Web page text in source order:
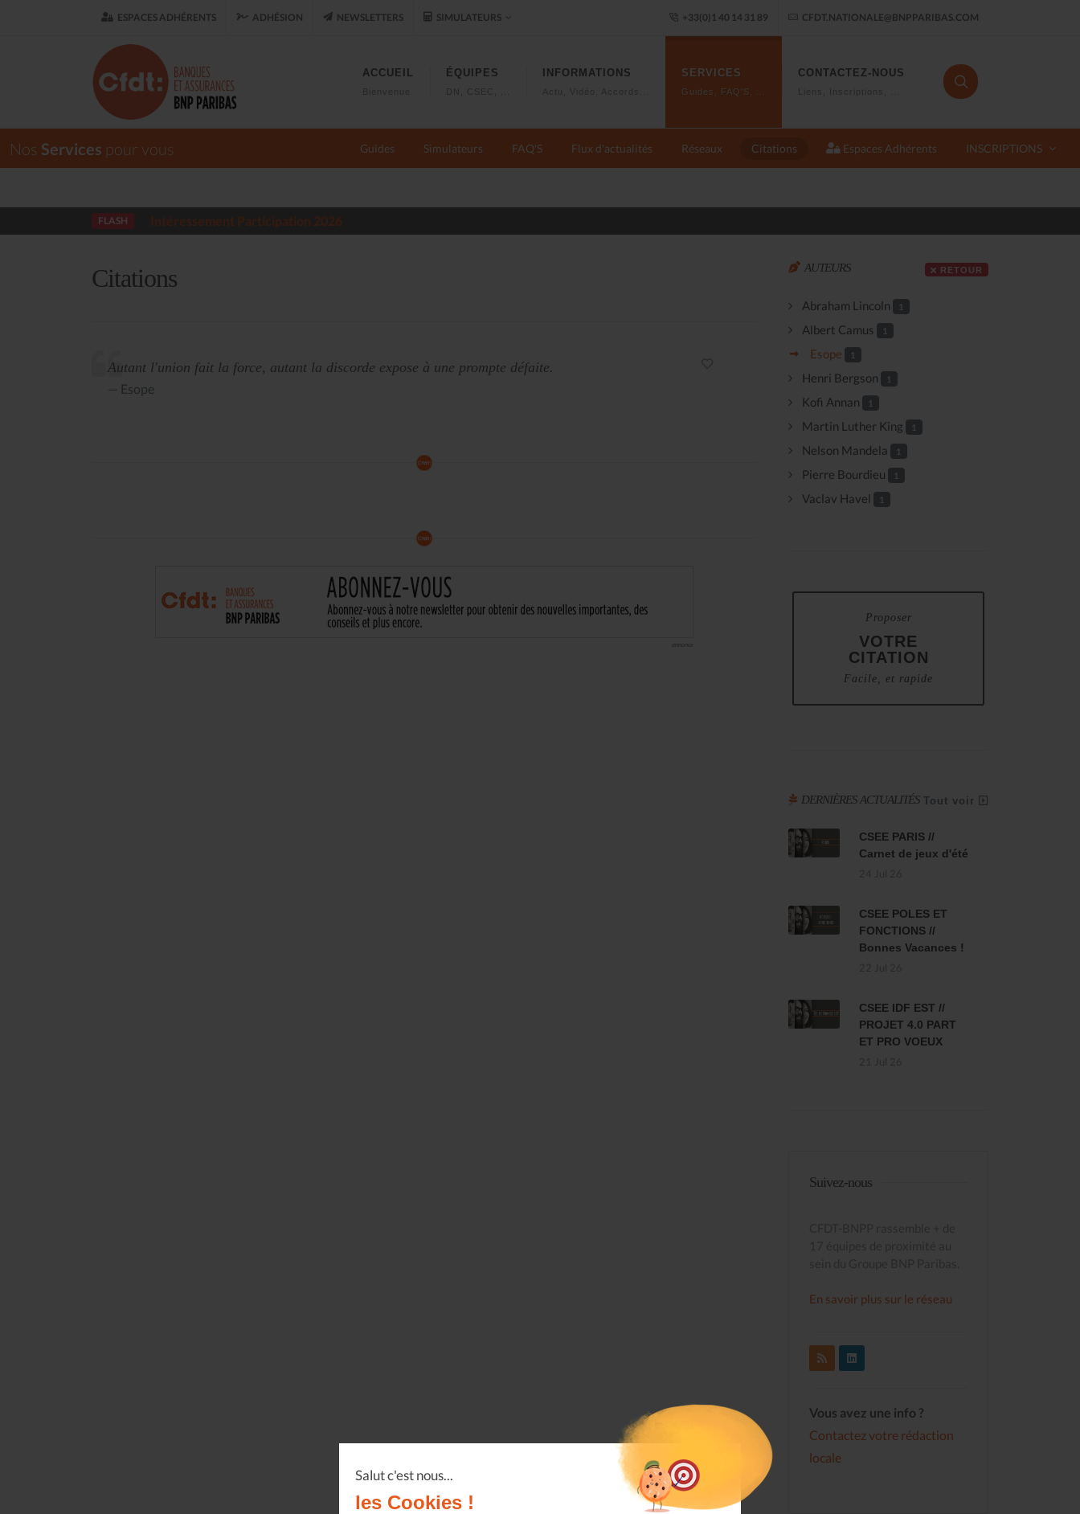
Salut c'est nous...
les Cookies !
ESPACES ADHÉRENTS ADHÉSION NEWSLETTERS SIMULATEURS +33(0)1 40 14 31 89 CFDT.NATIONALE@BNPPARIBAS.COM
ACCUEIL
Bienvenue
ÉQUIPES
DN, CSEC, ...
INFORMATIONS SERVICES
Guides, FAQ'S, ...
CONTACTEZ-NOUS
Liens, Inscriptions, ...
Nos Services pour vous Guides Simulateurs FAQ'S Flux d'actualités Réseaux Citations Espaces Adhérents INSCRIPTIONS
FLASH Intéressement Participation 2026
Citations
Autant l'union fait la force, autant la discorde expose à une prompte défaite.
Esope
AUTEURS RETOUR
Abraham Lincoln 1
Albert Camus 1
Esope 1
Henri Bergson 1
Kofi Annan 1
Martin Luther King 1
Nelson Mandela 1
Pierre Bourdieu 1
Vaclav Havel 1
Proposer
VOTRE
CITATION
Facile, et rapide
DERNIÈRES ACTUALITÉS Tout voir
CSEE PARIS //
Carnet de jeux d'été
CSEE POLES ET
FONCTIONS //
Bonnes Vacances !
CSEE IDF EST //
PROJET 4.0 PART
ET PRO VOEUX
Suivez-nous
En savoir plus sur le réseau
Vous avez une info ?
Contactez votre rédaction
locale